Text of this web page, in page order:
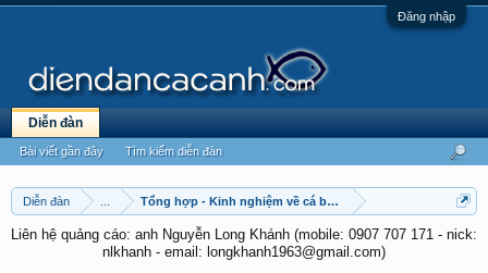
Đăng nhập
Diễn đàn Tổng hợp - Kinh nghiệm về cá betta
Liên hệ quảng cáo: anh Nguyễn Long Khánh (mobile: 0907 707 171 - nick:
nlkhanh - email: longkhanh1963@gmail.com)
Diễn đàn
Bài viết gần đây Tìm kiếm diễn đàn